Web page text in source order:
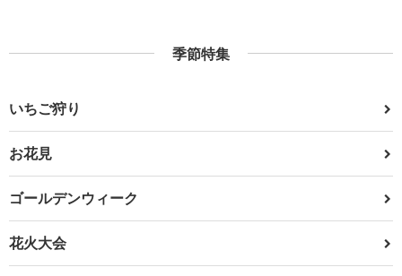
季節特集
いちご狩り
お花見
ゴールデンウィーク
花火大会